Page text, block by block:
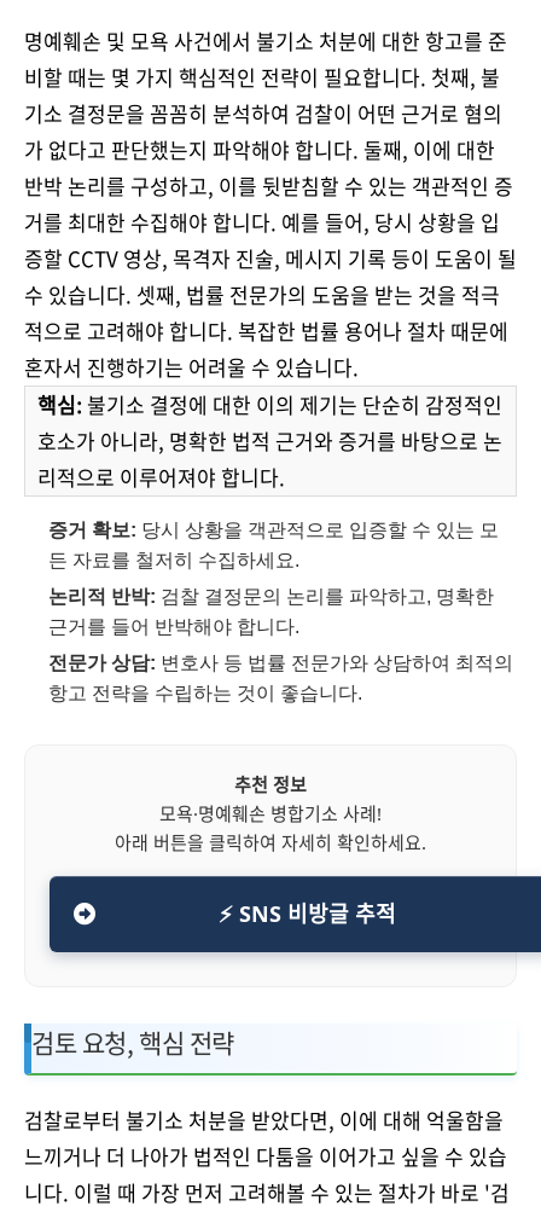
명예훼손 및 모욕 사건에서 불기소 처분에 대한 항고를 준
비할 때는 몇 가지 핵심적인 전략이 필요합니다. 첫째, 불
기소 결정문을 꼼꼼히 분석하여 검찰이 어떤 근거로 혐의
가 없다고 판단했는지 파악해야 합니다. 둘째, 이에 대한
반박 논리를 구성하고, 이를 뒷받침할 수 있는 객관적인 증
거를 최대한 수집해야 합니다. 예를 들어, 당시 상황을 입
증할 CCTV 영상, 목격자 진술, 메시지 기록 등이 도움이 될
수 있습니다. 셋째, 법률 전문가의 도움을 받는 것을 적극
적으로 고려해야 합니다. 복잡한 법률 용어나 절차 때문에
혼자서 진행하기는 어려울 수 있습니다.
핵심: 불기소 결정에 대한 이의 제기는 단순히 감정적인
호소가 아니라, 명확한 법적 근거와 증거를 바탕으로 논
리적으로 이루어져야 합니다.
증거 확보: 당시 상황을 객관적으로 입증할 수 있는 모
든 자료를 철저히 수집하세요.
논리적 반박: 검찰 결정문의 논리를 파악하고, 명확한
근거를 들어 반박해야 합니다.
전문가 상담: 변호사 등 법률 전문가와 상담하여 최적의
항고 전략을 수립하는 것이 좋습니다.
추천 정보
모욕·명예훼손 병합기소 사례!
아래 버튼을 클릭하여 자세히 확인하세요.
⚡ SNS 비방글 추적
검토 요청, 핵심 전략
검찰로부터 불기소 처분을 받았다면, 이에 대해 억울함을
느끼거나 더 나아가 법적인 다툼을 이어가고 싶을 수 있습
니다. 이럴 때 가장 먼저 고려해볼 수 있는 절차가 바로 '검